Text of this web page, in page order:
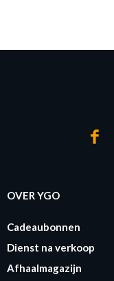
OVER YGO
Cadeaubonnen
Dienst na verkoop
Afhaalmagazijn